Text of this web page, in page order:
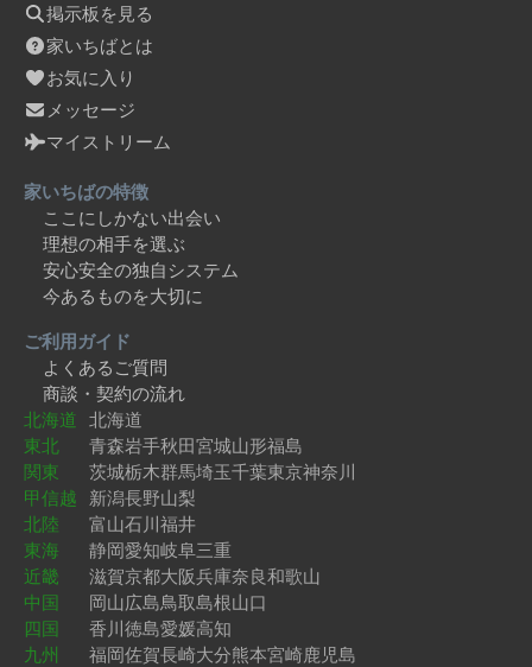
掲示板を見る
家いちばとは
お気に入り
メッセージ
マイストリーム
家いちばの特徴
ここにしかない出会い
理想の相手を選ぶ
安心安全の独自システム
今あるものを大切に
ご利用ガイド
よくあるご質問
商談・契約の流れ
北海道 北海道
東北
青森岩手秋田宮城山形福島
関東
茨城栃木群馬埼玉千葉東京神奈川
甲信越 新潟長野山梨
北陸
富山石川福井
東海
静岡愛知岐阜三重
近畿
滋賀京都大阪兵庫奈良和歌山
中国
岡山広島鳥取島根山口
四国
香川徳島愛媛高知
九州
福岡佐賀長崎大分熊本宮崎鹿児島